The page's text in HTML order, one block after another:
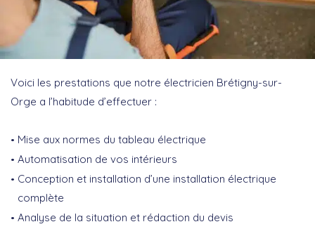
Voici les prestations que notre électricien Brétigny-sur-
Orge a l’habitude d’effectuer :
Mise aux normes du tableau électrique
Automatisation de vos intérieurs
Conception et installation d’une installation électrique
complète
Analyse de la situation et rédaction du devis